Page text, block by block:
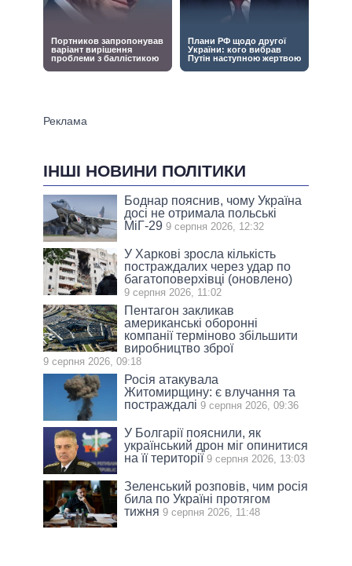
ІНШІ НОВИНИ ПОЛІТИКИ
Боднар пояснив, чому Україна
досі не отримала польські
МіГ-29 9 серпня 2026, 12:32
У Харкові зросла кількість
постраждалих через удар по
багатоповерхівці (оновлено)
9 серпня 2026, 11:02
Пентагон закликав
американські оборонні
компанії терміново збільшити
виробництво зброї
9 серпня 2026, 09:18
Росія атакувала
Житомирщину: є влучання та
постраждалі 9 серпня 2026, 09:36
У Болгарії пояснили, як
український дрон міг опинитися
на її території 9 серпня 2026, 13:03
Зеленський розповів, чим росія
била по Україні протягом
тижня 9 серпня 2026, 11:48